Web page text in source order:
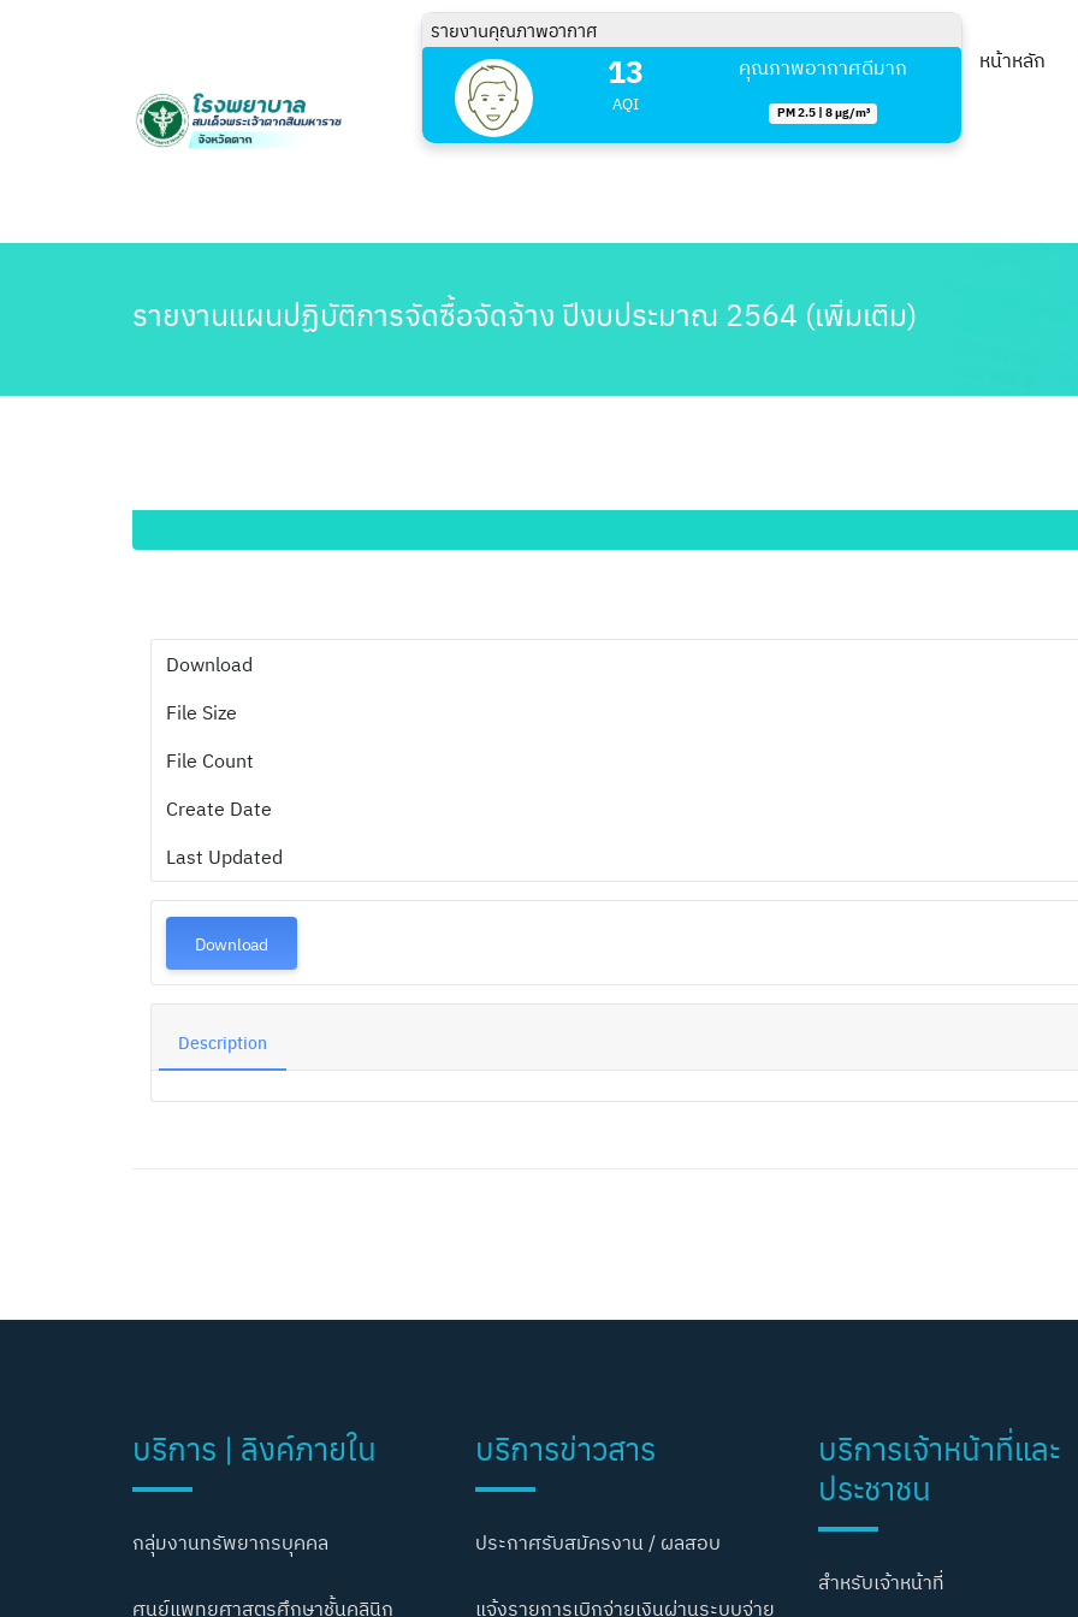
รายงานคุณภาพอากาศ
13
AQI
คุณภาพอากาศดีมาก
PM 2.5 | 8 µg/m³
หน้าหลัก
รายงานแผนปฏิบัติการจัดซื้อจัดจ้าง ปีงบประมาณ 2564 (เพิ่มเติม)
Download
File Size
File Count
Create Date
Last Updated
Download
Description
บริการ | ลิงค์ภายใน
กลุ่มงานทรัพยากรบุคคล
ศูนย์แพทยศาสตรศึกษาชั้นคลินิก
บริการข่าวสาร
ประกาศรับสมัครงาน / ผลสอบ
แจ้งรายการเบิกจ่ายเงินผ่านระบบจ่าย
บริการเจ้าหน้าที่และ
ประชาชน
สำหรับเจ้าหน้าที่